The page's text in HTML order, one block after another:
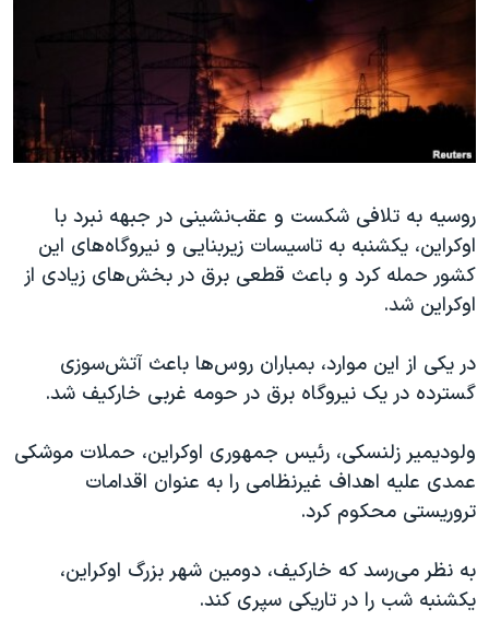
حقوق شهروندی
اقتصادی
گالری عکس
آرشیو پخش زنده
انتخابات ریاست جمهوری آمریکا ۲۰۲۴
حمله جمهوری اسلامی به اسرائیل
اعتراضات زن، زندگی، آزادی
مجموعه مستندهای دادخواهی
تریبونال مردمی آبان ۹۸
چهل سال گروگان‌گیری
اعتراضات مردمی آبان ۹۸
اسرائیل در جنگ
همایش محافظه‌کاران آمریکا «سی‌پک»
صفحه‌های ویژه
زبانهای مختلف
روسیه به تلافی شکست و عقب‌نشینی در جبهه نبرد با
اوکراین، یکشنبه به تاسیسات زیربنایی و نیروگاه‌های این
کشور حمله کرد و باعث قطعی برق در بخش‌های زیادی از
اوکراین شد.
در یکی از این موارد، بمباران روس‌ها باعث آتش‌سوزی
گسترده در یک نیروگاه برق در حومه غربی خارکیف شد.
ولودیمیر زلنسکی، رئیس جمهوری اوکراین، حملات موشکی
عمدی علیه اهداف غیرنظامی را به عنوان اقدامات
تروریستی محکوم کرد.
به نظر می‌رسد که خارکیف، دومین شهر بزرگ اوکراین،
یکشنبه شب را در تاریکی سپری کند.